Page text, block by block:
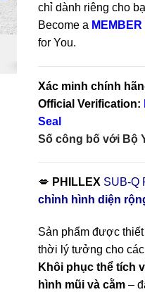
chỉ dành riêng cho
Become a MEMBER
for You.
Xác minh chính
Official Verification:
Seal
Số công bố với Bộ
💋 PHILLEX SUB-Q
chỉnh hình diện
Sản phẩm được
thời lý tưởng cho các
Khôi phục thể tích
hình mũi và cằm–